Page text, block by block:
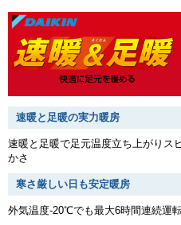
速暖と足暖の実力暖房
速暖と足暖で足元温度立ち上がりス
かさ
寒さ厳しい日も安定暖房
外気温度-20℃でも最大6時間連続運転